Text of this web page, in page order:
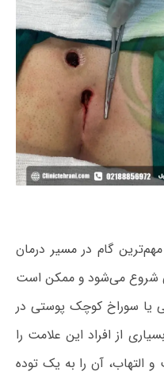
گام در مسیر درمان
شروع می‌شود و ممکن است
یا سوراخ کوچک پوستی در
از افراد این علامت را
و التهاب، آن را به یک توده